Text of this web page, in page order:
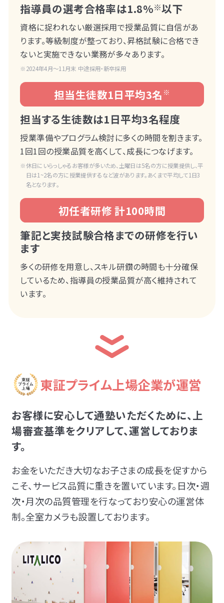
指導員の選考合格率は1.8%※以下
資格に捉われない厳選採用で授業品質に自信があ
ります。等級制度が整っており、昇格試験に合格でき
ないと実施できない業務が多々あります。
2024年4月～11月末 中途採用・新卒採用
担当生徒数1日平均3名 ※
担当する生徒数は1日平均3名程度
授業準備やプログラム検討に多くの時間を割きます。
1回1回の授業品質を高くして、成長につなげます。
休日にいらっしゃるお客様が多いため、土曜日は5名の方に授業提供し、平
日は1~2名の方に授業提供するなど波があります。あくまで平均して1日3
名となります。
初任者研修 計100時間
筆記と実技試験合格までの研修を行い
ます
多くの研修を用意し、スキル研鑽の時間も十分確保
しているため、指導員の授業品質が高く維持されて
います。
東証プライム上場企業が運営
お客様に安心して通塾いただくために、上
場審査基準をクリアして、運営しておりま
す。
お金をいただき大切なお子さまの成長を促すから
こそ、サービス品質に重きを置いています。日次・週
次・月次の品質管理を行なっており安心の運営体
制。全室カメラも設置しております。